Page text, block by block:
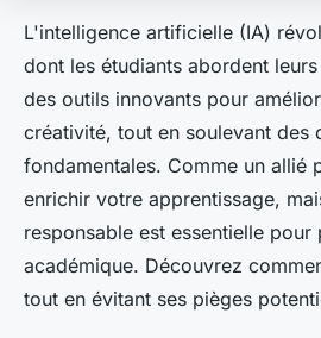
L'intelligence artificielle (IA)
dont les étudiants abordent
des outils innovants pour
créativité, tout en soulevant des
fondamentales. Comme un allié
enrichir votre apprentissage,
responsable est essentielle
académique. Découvrez
tout en évitant ses pièges